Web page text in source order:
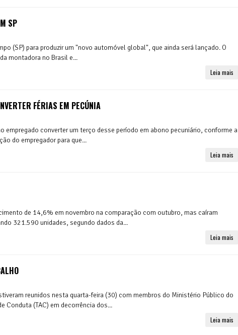
SP
(SP) para produzir um "novo automóvel global", que ainda será lançado. O
montadora no Brasil e...
Leia mais
FÉRIAS EM PECÚNIA
empregado converter um terço desse período em abono pecuniário, conforme a
do empregador para que...
Leia mais
de 14,6% em novembro na comparação com outubro, mas caíram
321.590 unidades, segundo dados da...
Leia mais
reunidos nesta quarta-feira (30) com membros do Ministério Público do
Conduta (TAC) em decorrência dos...
Leia mais